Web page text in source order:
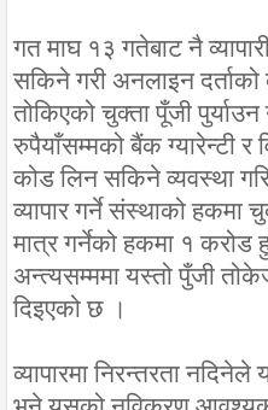
गत माघ १३ गतेबाट नै
सकिने गरी अनलाइन दर्ताको
तोकिएको चुक्ता पूँजी
रुपैयाँसम्मको बैंक ग्यारेन्टी र
कोड लिन सकिने व्यवस्था
व्यापार गर्ने संस्थाको हकमा
मात्र गर्नेको हकमा १
अन्त्यसम्ममा यस्तो पुँजी
दिइएको छ ।
व्यापारमा निरन्तरता